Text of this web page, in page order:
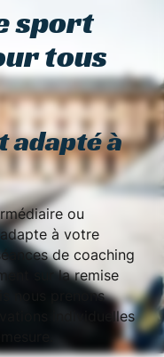
sport
tous
adapté à
ou
à votre
de coaching
sur la remise
nous prenons
individuelles